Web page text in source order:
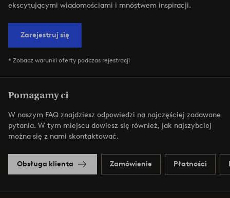
ekscytującymi wiadomościami i mnóstwem inspiracji.
Zarejestruj się
* Zobacz warunki oferty podczas rejestracji
Pomagamy ci
W naszym FAQ znajdziesz odpowiedzi na najczęściej zadawane
pytania. W tym miejscu dowiesz się również, jak najszybciej
można się z nami skontaktować.
Obsługa klienta Zamówienie Płatności